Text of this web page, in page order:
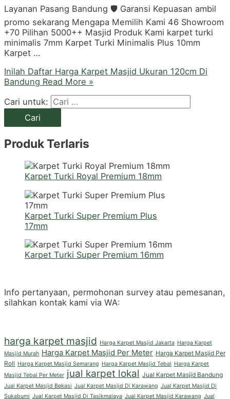
Layanan Pasang Bandung 🛡️ Garansi Kepuasan ambil
promo sekarang Mengapa Memilih Kami 46 Showroom
+70 Pilihan 5000++ Masjid Produk Kami karpet turki
minimalis 7mm Karpet Turki Minimalis Plus 10mm
Karpet …
Inilah Daftar Harga Karpet Masjid Ukuran 120cm Di
Bandung Read More »
Cari untuk:
Produk Terlaris
Karpet Turki Royal Premium 18mm
Karpet Turki Super Premium Plus
17mm
Karpet Turki Super Premium 16mm
Info pertanyaan, permohonan survey atau pemesanan,
silahkan kontak kami via WA:
harga karpet masjid Harga Karpet Masjid Jakarta Harga Karpet
Masjid Murah Harga Karpet Masjid Per Meter Harga Karpet Masjid Per
Roll Harga Karpet Masjid Semarang Harga Karpet Masjid Tebal Harga Karpet
Masjid Tebal Per Meter jual karpet lokal Jual Karpet Masjid Bandung
Jual Karpet Masjid Bekasi Jual Karpet Masjid Di Karawang Jual Karpet Masjid Di
Sukabumi Jual Karpet Masjid Di Tasikmalaya Jual Karpet Masjid Karawang Jual